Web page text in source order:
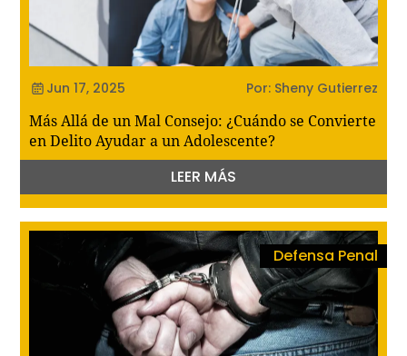
Jun 17, 2025 Por: Sheny Gutierrez
Más Allá de un Mal Consejo: ¿Cuándo se Convierte
en Delito Ayudar a un Adolescente?
LEER MÁS
Defensa Penal